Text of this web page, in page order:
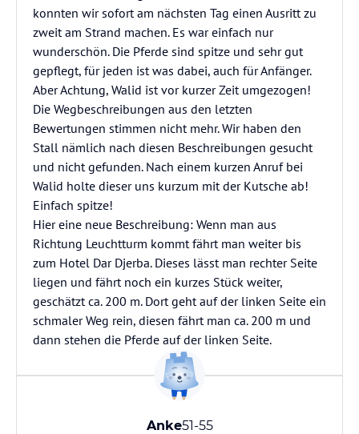
konnten wir sofort am nächsten Tag einen Ausritt zu
zweit am Strand machen. Es war einfach nur
wunderschön. Die Pferde sind spitze und sehr gut
gepflegt, für jeden ist was dabei, auch für Anfänger.
Aber Achtung, Walid ist vor kurzer Zeit umgezogen!
Die Wegbeschreibungen aus den letzten
Bewertungen stimmen nicht mehr. Wir haben den
Stall nämlich nach diesen Beschreibungen gesucht
und nicht gefunden. Nach einem kurzen Anruf bei
Walid holte dieser uns kurzum mit der Kutsche ab!
Einfach spitze!
Hier eine neue Beschreibung: Wenn man aus
Richtung Leuchtturm kommt fährt man weiter bis
zum Hotel Dar Djerba. Dieses lässt man rechter Seite
liegen und fährt noch ein kurzes Stück weiter,
geschätzt ca. 200 m. Dort geht auf der linken Seite ein
schmaler Weg rein, diesen fährt man ca. 200 m und
dann stehen die Pferde auf der linken Seite.
Anke51-55